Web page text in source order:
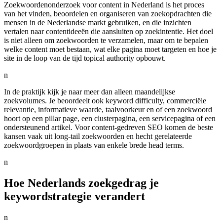
Zoekwoordenonderzoek voor content in Nederland is het proces
van het vinden, beoordelen en organiseren van zoekopdrachten die
mensen in de Nederlandse markt gebruiken, en die inzichten
vertalen naar contentideeën die aansluiten op zoekintentie. Het doel
is niet alleen om zoekwoorden te verzamelen, maar om te bepalen
welke content moet bestaan, wat elke pagina moet targeten en hoe je
site in de loop van de tijd topical authority opbouwt.
n
In de praktijk kijk je naar meer dan alleen maandelijkse
zoekvolumes. Je beoordeelt ook keyword difficulty, commerciële
relevantie, informatieve waarde, taalvoorkeur en of een zoekwoord
hoort op een pillar page, een clusterpagina, een servicepagina of een
ondersteunend artikel. Voor content-gedreven SEO komen de beste
kansen vaak uit long-tail zoekwoorden en hecht gerelateerde
zoekwoordgroepen in plaats van enkele brede head terms.
n
Hoe Nederlands zoekgedrag je
keywordstrategie verandert
n